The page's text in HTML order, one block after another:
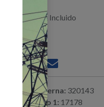
5,64 IVA Incluido
Referencia interna: 320143
Código alterno 1: 17178